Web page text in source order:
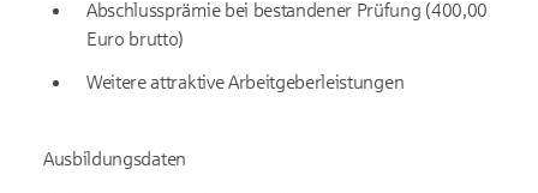
Abschlussprämie bei bestandener Prüfung (400,00
Euro brutto)
Weitere attraktive Arbeitgeberleistungen
Ausbildungsdaten